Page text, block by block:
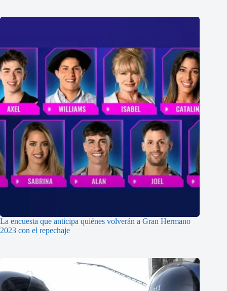
La encuesta que anticipa quiénes volverán a Gran Hermano
2023 con el repechaje